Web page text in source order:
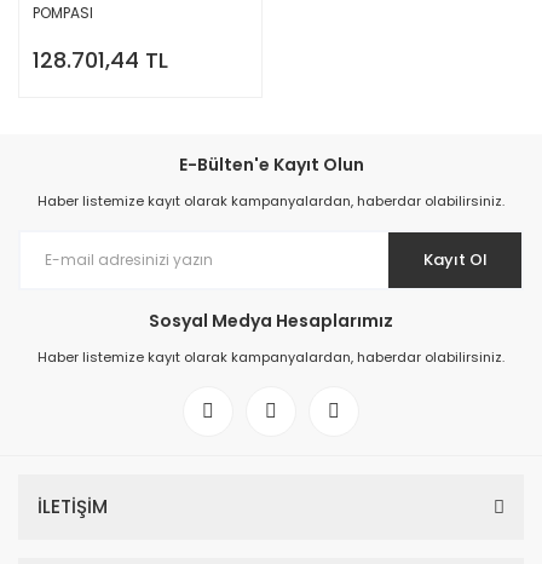
POMPASI
128.701,44 TL
E-Bülten'e Kayıt Olun
Haber listemize kayıt olarak kampanyalardan, haberdar olabilirsiniz.
Kayıt Ol
Sosyal Medya Hesaplarımız
Haber listemize kayıt olarak kampanyalardan, haberdar olabilirsiniz.
İLETİŞİM